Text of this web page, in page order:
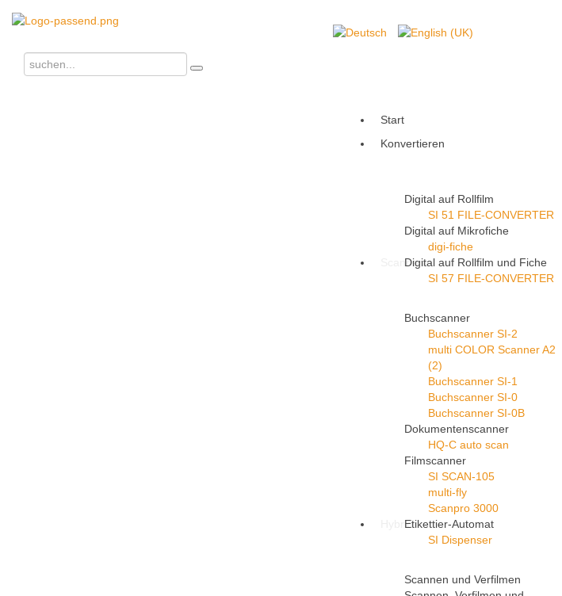
Start
Konvertieren
Digital auf Rollfilm
SI 51 FILE-CONVERTER
Digital auf Mikrofiche
digi-fiche
Digital auf Rollfilm und Fiche
SI 57 FILE-CONVERTER
Scannen
Buchscanner
Buchscanner SI-2
multi COLOR Scanner A2
(2)
Buchscanner SI-1
Buchscanner SI-0
Buchscanner SI-0B
Dokumentenscanner
HQ-C auto scan
Filmscanner
SI SCAN-105
multi-fly
Scanpro 3000
Etikettier-Automat
SI Dispenser
Hybrid
Scannen und Verfilmen